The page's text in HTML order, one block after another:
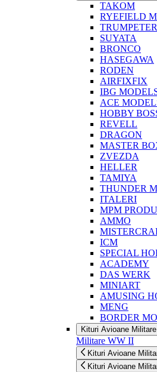
TAKOM
RYEFIELD
TRUMPETER
SUYATA
BRONCO
HASEGAWA
RODEN
AIRFIXFIX
IBG
ACE
HOBBY
REVELL
DRAGON
MASTER
ZVEZDA
HELLER
TAMIYA
THUNDER
ITALERI
MPM
AMMO
ICM
SPECIAL
ACADEMY
DAS WERK
MINIART
AMUSING
MENG
BORDER
Kituri Avioane
Militare WW II
Kituri Avioane
Kituri Avioane